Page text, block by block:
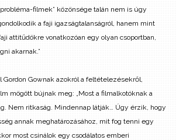
filmek” közönsége talán nem is úgy
a faji igazságtalanságról, hanem mint
attitűdökre vonatkozóan egy olyan csoportban,
akarnak.”
Gownak azokról a feltételezésekről,
mögött bújnak meg: „Most a filmalkotóknak a
Nem ritkaság. Mindennap látják… Úgy érzik, hogy
annak meghatározásához, mit fog tenni egy
most csinálok egy csodálatos emberi